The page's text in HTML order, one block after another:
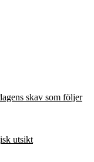
skav som följer
utsikt